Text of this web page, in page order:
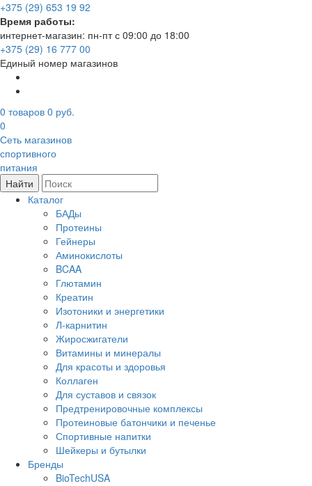
+375 (29) 653 19 92
Время работы:
интернет-магазин: пн-пт с 09:00 до 18:00
+375 (29) 16 777 00
Единый номер магазинов
0 товаров 0 руб.
0
Сеть магазинов
спортивного
питания
Найти
Каталог
БАДы
Протеины
Гейнеры
Аминокислоты
BCAA
Глютамин
Креатин
Изотоники и энергетики
Л-карнитин
Жиросжигатели
Витамины и минералы
Для красоты и здоровья
Коллаген
Для суставов и связок
Предтренировочные комплексы
Протеиновые батончики и печенье
Спортивные напитки
Шейкеры и бутылки
Бренды
BioTechUSA